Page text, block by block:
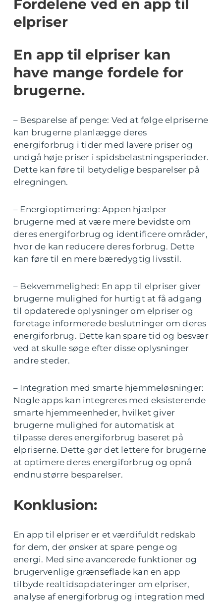
Fordelene ved en app til
elpriser
En app til elpriser kan
have mange fordele for
brugerne.
– Besparelse af penge: Ved at følge elpriserne
kan brugerne planlægge deres
energiforbrug i tider med lavere priser og
undgå høje priser i spidsbelastningsperioder.
Dette kan føre til betydelige besparelser på
elregningen.
– Energioptimering: Appen hjælper
brugerne med at være mere bevidste om
deres energiforbrug og identificere områder,
hvor de kan reducere deres forbrug. Dette
kan føre til en mere bæredygtig livsstil.
– Bekvemmelighed: En app til elpriser giver
brugerne mulighed for hurtigt at få adgang
til opdaterede oplysninger om elpriser og
foretage informerede beslutninger om deres
energiforbrug. Dette kan spare tid og besvær
ved at skulle søge efter disse oplysninger
andre steder.
– Integration med smarte hjemmeløsninger:
Nogle apps kan integreres med eksisterende
smarte hjemmeenheder, hvilket giver
brugerne mulighed for automatisk at
tilpasse deres energiforbrug baseret på
elpriserne. Dette gør det lettere for brugerne
at optimere deres energiforbrug og opnå
endnu større besparelser.
Konklusion:
En app til elpriser er et værdifuldt redskab
for dem, der ønsker at spare penge og
energi. Med sine avancerede funktioner og
brugervenlige grænseflade kan en app
tilbyde realtidsopdateringer om elpriser,
analyse af energiforbrug og integration med